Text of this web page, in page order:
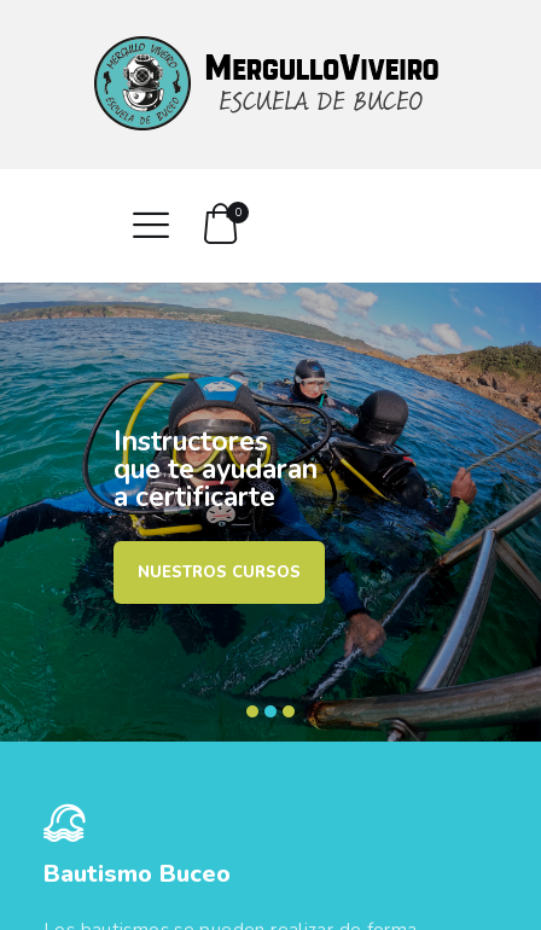
0
INICIO
CURSOS
SERVICIOS
NUESTROS CURSOS
Instructores
queteayudaran
acertificarte
Bautismo Buceo